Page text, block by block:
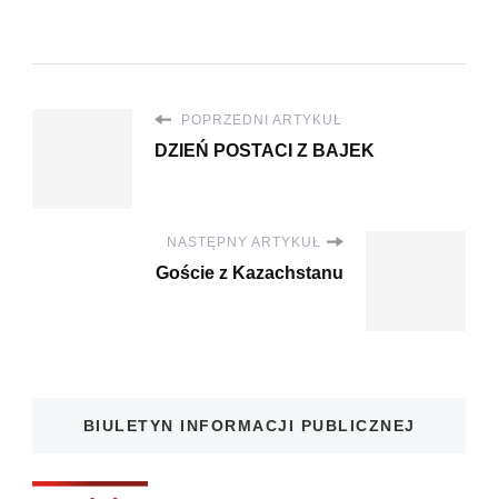
POPRZEDNI ARTYKUŁ
DZIEŃ POSTACI Z BAJEK
NASTĘPNY ARTYKUŁ
Goście z Kazachstanu
BIULETYN INFORMACJI PUBLICZNEJ